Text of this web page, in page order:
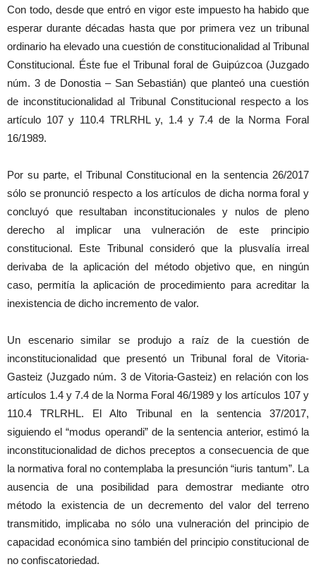
Con todo, desde que entró en vigor este impuesto ha habido que
esperar durante décadas hasta que por primera vez un tribunal
ordinario ha elevado una cuestión de constitucionalidad al Tribunal
Constitucional. Éste fue el Tribunal foral de Guipúzcoa (Juzgado
núm. 3 de Donostia – San Sebastián) que planteó una cuestión
de inconstitucionalidad al Tribunal Constitucional respecto a los
artículo 107 y 110.4 TRLRHL y, 1.4 y 7.4 de la Norma Foral
16/1989.
Por su parte, el Tribunal Constitucional en la sentencia 26/2017
sólo se pronunció respecto a los artículos de dicha norma foral y
concluyó que resultaban inconstitucionales y nulos de pleno
derecho al implicar una vulneración de este principio
constitucional. Este Tribunal consideró que la plusvalía irreal
derivaba de la aplicación del método objetivo que, en ningún
caso, permitía la aplicación de procedimiento para acreditar la
inexistencia de dicho incremento de valor.
Un escenario similar se produjo a raíz de la cuestión de
inconstitucionalidad que presentó un Tribunal foral de Vitoria-
Gasteiz (Juzgado núm. 3 de Vitoria-Gasteiz) en relación con los
artículos 1.4 y 7.4 de la Norma Foral 46/1989 y los artículos 107 y
110.4 TRLRHL. El Alto Tribunal en la sentencia 37/2017,
siguiendo el “modus operandi” de la sentencia anterior, estimó la
inconstitucionalidad de dichos preceptos a consecuencia de que
la normativa foral no contemplaba la presunción “iuris tantum”. La
ausencia de una posibilidad para demostrar mediante otro
método la existencia de un decremento del valor del terreno
transmitido, implicaba no sólo una vulneración del principio de
capacidad económica sino también del principio constitucional de
no confiscatoriedad.